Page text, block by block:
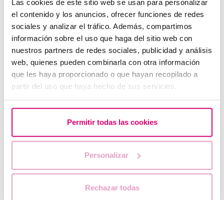
Las cookies de este sitio web se usan para personalizar
el contenido y los anuncios, ofrecer funciones de redes
sociales y analizar el tráfico. Además, compartimos
información sobre el uso que haga del sitio web con
nuestros partners de redes sociales, publicidad y análisis
web, quienes pueden combinarla con otra información
que les haya proporcionado o que hayan recopilado a
partir del uso que haya hecho de sus servicios.
Permitir todas las cookies
Personalizar
Rechazar todas